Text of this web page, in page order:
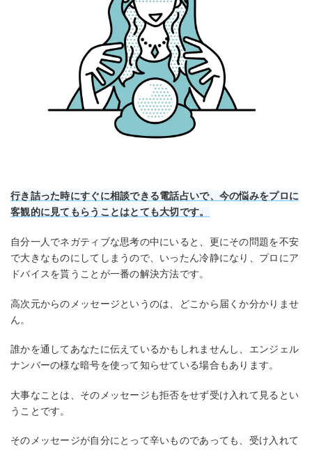
行き詰った時にすぐに相談できる電話占いで、今の悩みをプロに
客観的に見てもらうことはとても大切です。
自分一人でネガティブな思考の中にいると、更にその問題を不安
で大きなものにしてしまうので、いったん冷静になり、プロにア
ドバイスを貰うことが一番の解決方法です。
高次元からのメッセージというのは、どこから届くか分かりませ
ん。
誰かを通してあなたに伝えているかもしれませんし、エンジェル
ナンバーの様な暗号を使って知らせている場合もあります。
大事なことは、そのメッセージも拒否をせず受け入れて見るとい
うことです。
そのメッセージが自分にとって辛いものであっても、受け入れて